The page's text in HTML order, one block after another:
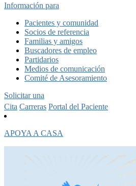
Información para
Pacientes y comunidad
Socios de referencia
Familias y amigos
Buscadores de empleo
Partidarios
Medios de comunicación
Comité de Asesoramiento
Solicitar una
Cita Carreras Portal del Paciente
APOYA A CASA